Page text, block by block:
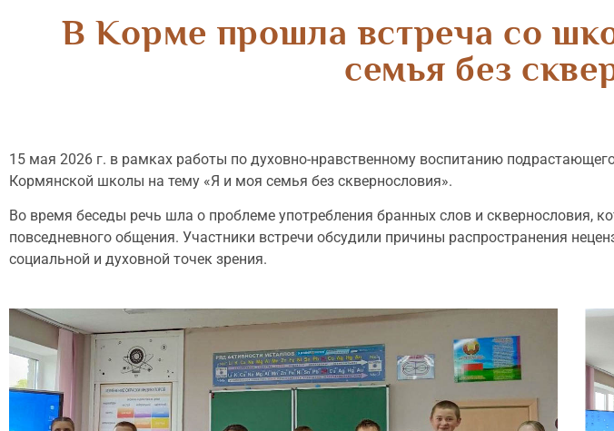
В Корме прошла встреча со
семья без
15 мая 2026 г. в рамках работы по духовно-нравственному воспитанию
Кормянской школы на тему «Я и моя семья без сквернословия».
Во время беседы речь шла о проблеме употребления бранных слов и сквернословия,
повседневного общения. Участники встречи обсудили причины распространения
социальной и духовной точек зрения.